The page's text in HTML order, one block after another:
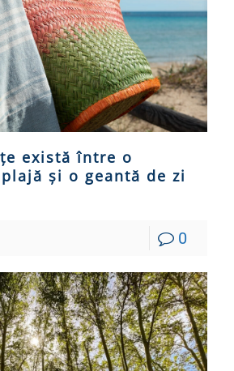
există între o
și o geantă de zi
0